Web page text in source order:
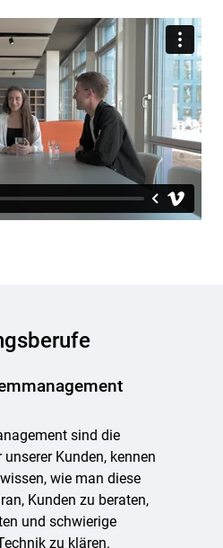
sind die
Kunden, kennen
wie man diese
Kunden zu beraten,
und schwierige
zu klären.